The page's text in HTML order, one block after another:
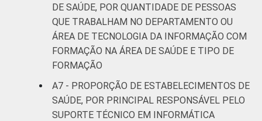
DE SAÚDE, POR QUANTIDADE DE PESSOAS
QUE TRABALHAM NO DEPARTAMENTO OU
ÁREA DE TECNOLOGIA DA INFORMAÇÃO COM
FORMAÇÃO NA ÁREA DE SAÚDE E TIPO DE
FORMAÇÃO
A7 - PROPORÇÃO DE ESTABELECIMENTOS DE
SAÚDE, POR PRINCIPAL RESPONSÁVEL PELO
SUPORTE TÉCNICO EM INFORMÁTICA